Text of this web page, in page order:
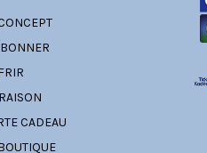
CADEAU